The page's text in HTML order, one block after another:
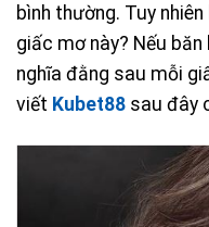
bình thường. Tuy
giấc mơ này? Nếu
nghĩa đằng sau mỗi
viết Ku bet88 sau đây